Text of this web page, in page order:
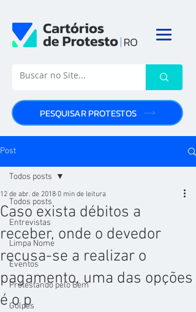
PESQUISAR PROTESTOS
Post
Todos posts
Entrevistas
Limpa Nome
Eventos
Protestando pelo Bem
Golpes
Todos posts
Caso exista débitos a
receber, onde o devedor
recusa-se a realizar o
pagamento, uma das opções
é o p
12 de abr. de 2018 0 min de leitura